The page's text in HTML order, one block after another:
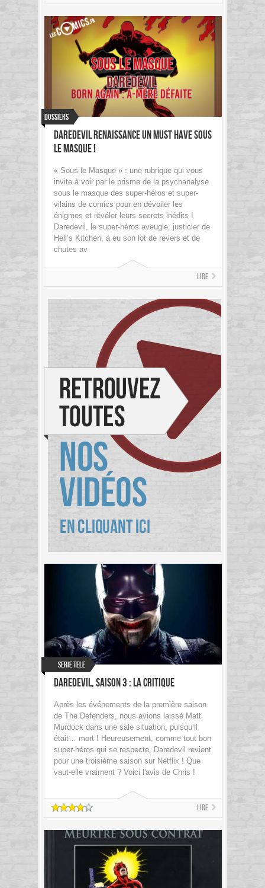
Dossiers
Daredevil Renaissance un Must Have Sous
le Masque !
« Sous le Masque » : une rubrique qui vous
invite à voir par le prisme de la psychanalyse
sous le masque des super-héros et super-
vilains de comics pour en dévoiler les
énigmes et révéler leurs secrets inédits !
Daredevil, le super-héros aveugle, justicier de
Hell’s Kitchen, a eu son lot de revers et de
chutes av
Lire
Serie Tele
Daredevil, saison 3 : la critique
Après les événements de la première saison
de The Defenders, nous avions laissé Matt
Murdock dans une sale situation, puisqu’il
était… mort ! Heureusement, comme tout bon
super-héros qui se respecte, Daredevil revient
pour une troisième saison sur Netflix ! Que
vaut-elle vraiment ? Voici l'avis de Chris !
Lire